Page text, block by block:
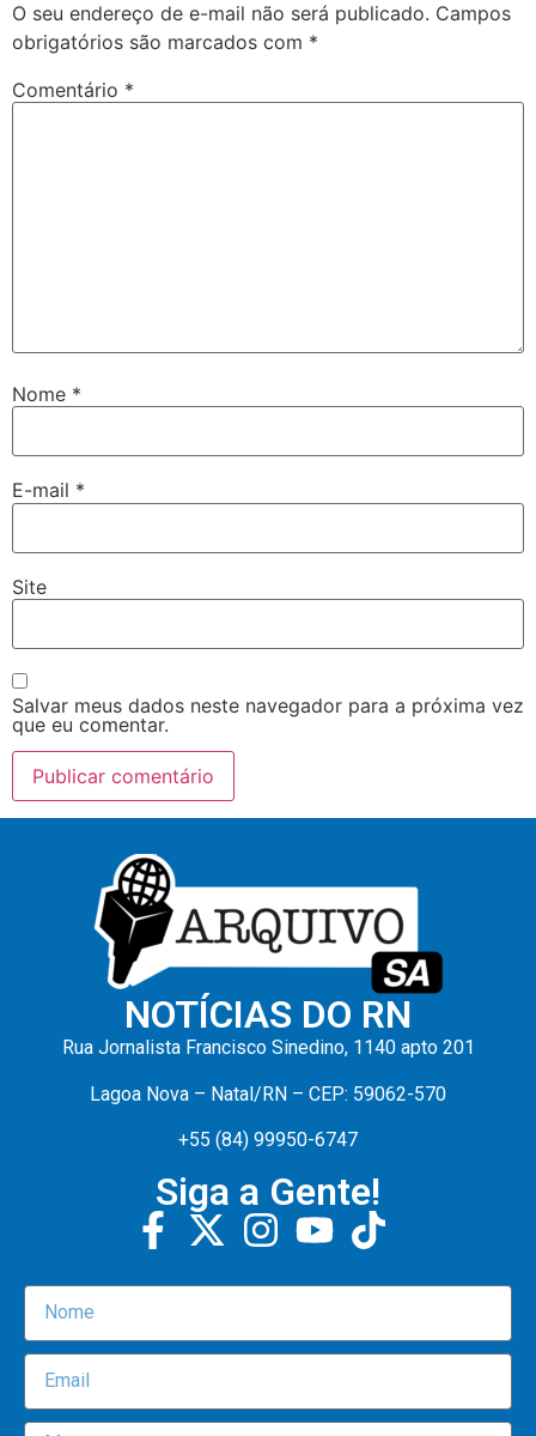
O seu endereço de e-mail não será publicado. Campos
obrigatórios são marcados com *
Comentário *
Nome *
E-mail *
Site
Salvar meus dados neste navegador para a próxima vez
que eu comentar.
NOTÍCIAS DO RN
Rua Jornalista Francisco Sinedino, 1140 apto 201
Lagoa Nova – Natal/RN – CEP: 59062-570
+55 (84) 99950-6747
Siga a Gente!